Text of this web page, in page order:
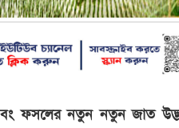
ফসলের নতুন নতুন জাত